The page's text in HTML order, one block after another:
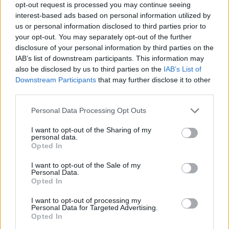
opt-out request is processed you may continue seeing
interest-based ads based on personal information utilized by
us or personal information disclosed to third parties prior to
your opt-out. You may separately opt-out of the further
disclosure of your personal information by third parties on the
IAB’s list of downstream participants. This information may
also be disclosed by us to third parties on the IAB’s List of
Downstream Participants that may further disclose it to other
Personal Data Processing Opt Outs
I want to opt-out of the Sharing of my
personal data.
Opted In
I want to opt-out of the Sale of my
Personal Data.
Opted In
I want to opt-out of processing my
Personal Data for Targeted Advertising.
Opted In
Το Πνευμονικό Σύνδρομο Χανταϊού, εμφανίζεται
συχνότερα στη Βόρεια και τη Νότια Αμερική.
Τα συμπτώματα του Αιμορραγικού Πυρετού με
Νεφρικό Σύνδρομο συνήθως εμφανίζονται εντός
μίας ή δύο εβδομάδων μετά την έκθεση.
Ποια είναι η θεραπεία
Δεν υπάρχει ειδική θεραπεία ή φάρμακο για τον
χανταϊό, αλλά η έγκαιρη ιατρική φροντίδα μπορεί να
Παρά πολλά χρόνια έρευνας, η Μισέλ Χάρκινς,
Πανεπιστημίου του Νέου Μεξικού, είπε ότι πολλά
ερωτήματα παραμένουν αναπάντητα,